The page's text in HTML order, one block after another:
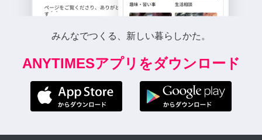
みんなでつくる、新しい暮らしかた。
ANYTIMESアプリをダウンロード